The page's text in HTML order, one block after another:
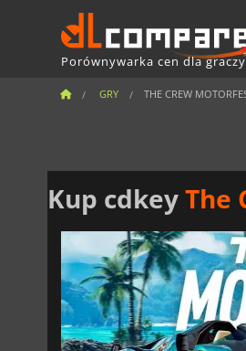
Porównywarka cen dla graczy
GRY THE CREW
Kup cdkeyThe